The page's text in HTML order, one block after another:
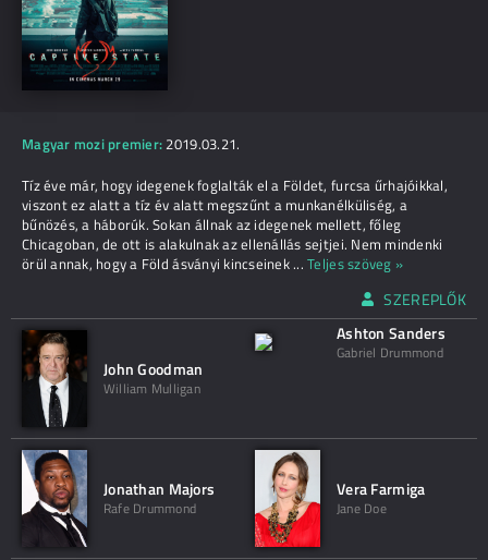
Magyar mozi premier: 2019.03.21.
Tíz éve már, hogy idegenek foglalták el a Földet, furcsa űrhajóikkal,
viszont ez alatt a tíz év alatt megszűnt a munkanélküliség, a
bűnözés, a háborúk. Sokan állnak az idegenek mellett, főleg
Chicagoban, de ott is alakulnak az ellenállás sejtjei. Nem mindenki
örül annak, hogy a Föld ásványi kincseinek... Teljes szöveg »
SZEREPLŐK
John Goodman
William Mulligan
Ashton Sanders
Gabriel Drummond
Jonathan Majors
Rafe Drummond
Vera Farmiga
Jane Doe